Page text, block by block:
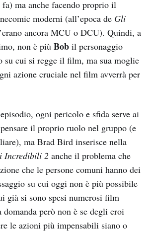
ma anche facendo proprio il
moderni (all’epoca de Gli
ancora MCU o DCU). Quindi, a
non è più Bob il personaggio
su cui si regge il film, ma sua moglie
azione cruciale nel film avverrà per
ogni pericolo e sfida serve ai
il proprio ruolo nel gruppo (e
ma Brad Bird inserisce nella
Incredibili 2 anche il problema che
che le persone comuni hanno dei
su cui oggi non è più possibile
già si sono spesi numerosi film
però non è se degli eroi
le azioni più impensabili siano o